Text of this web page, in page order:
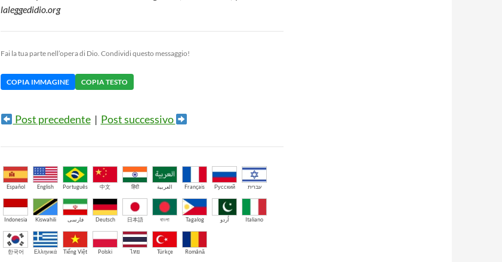
laleggedidio.org
Fai la tua parte nell’opera di Dio. Condividi questo messaggio!
COPIA IMMAGINE COPIA TESTO
Post precedente| Post successivo
Español English Português 中文 हिंदी العربية Français Русский עברית
Indonesia Kiswahili فارسی Deutsch 日本語 বাংলা Tagalog اُردو Italiano
한국어 Ελληνικά Tiếng Việt Polski ไทย Türkçe Română